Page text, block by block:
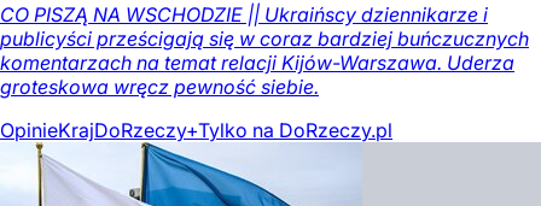
CO PISZĄ NA WSCHODZIE || Ukraińscy dziennikarze i
publicyści prześcigają się w coraz bardziej buńczucznych
komentarzach na temat relacji Kijów-Warszawa. Uderza
groteskowa wręcz pewność siebie.
OpinieKrajDoRzeczy+Tylko na DoRzeczy.pl